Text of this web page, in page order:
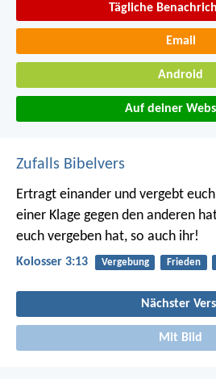
Tägliche
Email
Android
Auf deiner
Zufalls Bibelvers
Ertragt einander und vergebt
einer Klage gegen den anderen
euch vergeben hat, so auch ihr!
Kolosser 3:13 Vergebung Frieden
Nächster
Mit Bild